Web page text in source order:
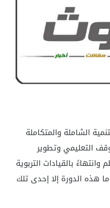
الشاملة والمتكاملة
التعليمي وتطوير
وانتهاءً بالقيادات التربوية
هذه الدورة إلا إحدى تلك